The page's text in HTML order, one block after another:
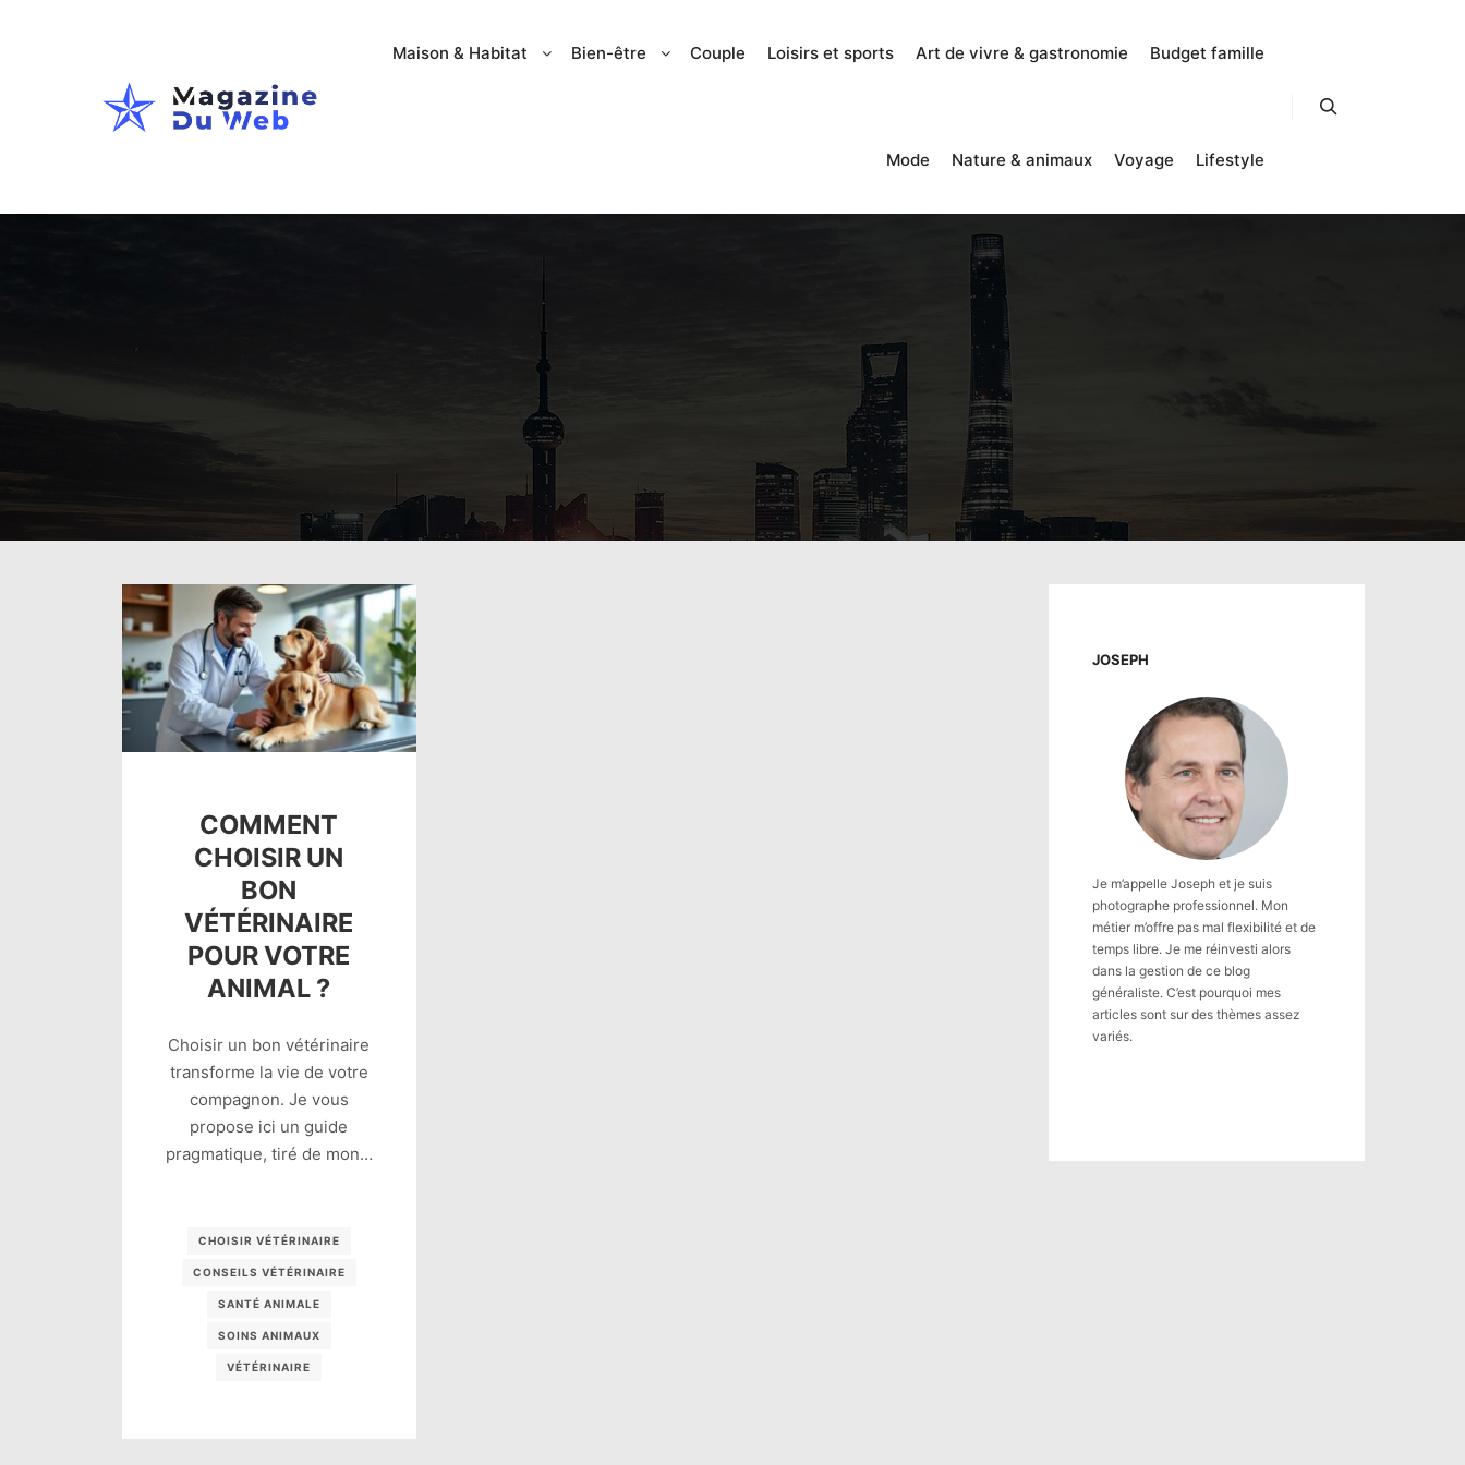
Maison & Habitat Bien-être Couple Loisirs et sports Art de vivre & gastronomie Budget famille
Mode Nature & animaux Voyage Lifestyle
COMMENT
CHOISIR UN
BON
VÉTÉRINAIRE
POUR VOTRE
ANIMAL ?
Choisir un bon vétérinaire
transforme la vie de votre
compagnon. Je vous
propose ici un guide
pragmatique, tiré de mon…
CHOISIR VÉTÉRINAIRE
CONSEILS VÉTÉRINAIRE
SANTÉ ANIMALE
SOINS ANIMAUX
VÉTÉRINAIRE
JOSEPH
Je m’appelle Joseph et je suis
photographe professionnel. Mon
métier m’offre pas mal flexibilité et de
temps libre. Je me réinvesti alors
dans la gestion de ce blog
généraliste. C’est pourquoi mes
articles sont sur des thèmes assez
variés.